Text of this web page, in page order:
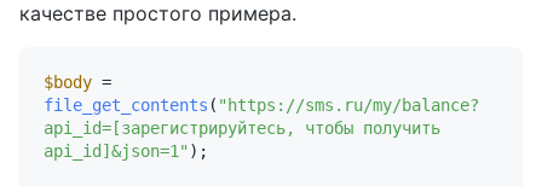
качестве простого примера.
$body
file_get_contents ( "https://sms.ru/my/balance?
api_id=[зарегистрируйтесь, чтобы получить
api_id]&json=1" );